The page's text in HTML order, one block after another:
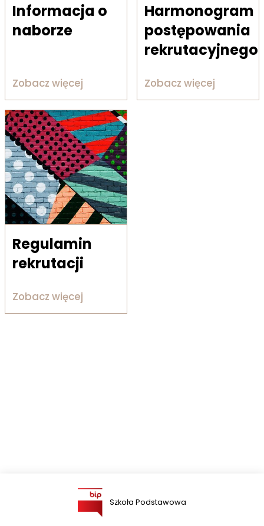
Informacja o
naborze
Zobacz więcej
Harmonogram
postępowania
rekrutacyjnego
Zobacz więcej
Regulamin
rekrutacji
Zobacz więcej
Szkoła Podstawowa